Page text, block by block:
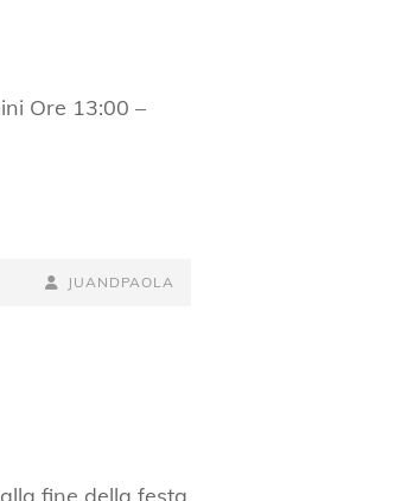
Ore 13:00 –
BY
BYLINE
JUANDPAOLA